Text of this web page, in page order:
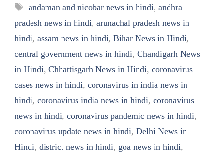
Tags
andaman and nicobar news in hindi, andhra
pradesh news in hindi, arunachal pradesh news in
hindi, assam news in hindi, Bihar News in Hindi,
central government news in hindi, Chandigarh News
in Hindi, Chhattisgarh News in Hindi, coronavirus
cases news in hindi, coronavirus in india news in
hindi, coronavirus india news in hindi, coronavirus
news in hindi, coronavirus pandemic news in hindi,
coronavirus update news in hindi, Delhi News in
Hindi, district news in hindi, goa news in hindi,